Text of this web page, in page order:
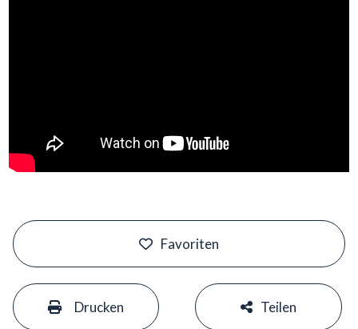
Favoriten
Drucken Teilen